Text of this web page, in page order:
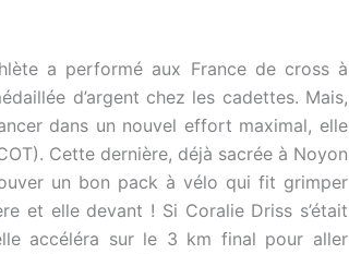
a performé aux France de cross à
d’argent chez les cadettes. Mais,
dans un nouvel effort maximal, elle
Cette dernière, déjà sacrée à Noyon
un bon pack à vélo qui fit grimper
et elle devant ! Si Coralie Driss s’était
accéléra sur le 3 km final pour aller